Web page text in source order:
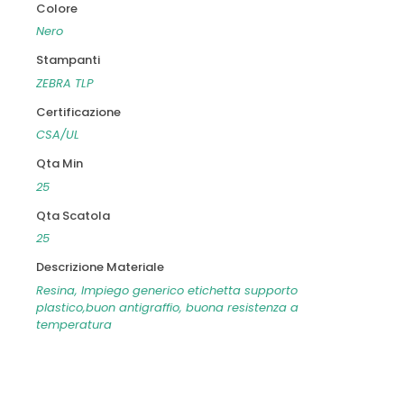
Colore
Nero
Stampanti
ZEBRA TLP
Certificazione
CSA/UL
Qta Min
25
Qta Scatola
25
Descrizione Materiale
Resina, Impiego generico etichetta supporto
plastico,buon antigraffio, buona resistenza a
temperatura